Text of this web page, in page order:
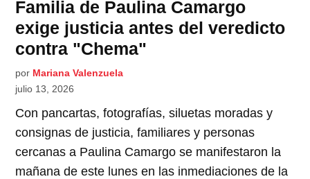
Familia de Paulina Camargo
exige justicia antes del veredicto
contra "Chema"
por Mariana Valenzuela
julio 13, 2026
Con pancartas, fotografías, siluetas moradas y
consignas de justicia, familiares y personas
cercanas a Paulina Camargo se manifestaron la
mañana de este lunes en las inmediaciones de la